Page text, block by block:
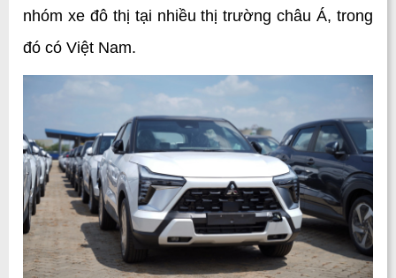
nhóm xe đô thị tại nhiều thị trường châu Á, trong
đó có Việt Nam.